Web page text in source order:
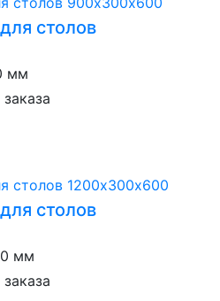
столов
мм
столов
мм